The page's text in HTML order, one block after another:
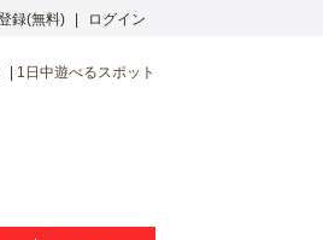
録(無料) ログイン
1日中遊べるスポット